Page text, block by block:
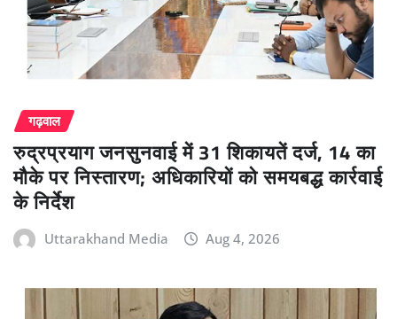
गढ़वाल
रुद्रप्रयाग जनसुनवाई में 31 शिकायतें दर्ज, 14 का
मौके पर निस्तारण; अधिकारियों को समयबद्ध कार्रवाई
के निर्देश
Uttarakhand Media Aug 4, 2026